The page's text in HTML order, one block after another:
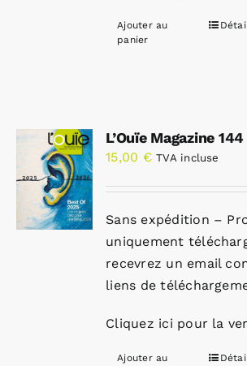
Ajouter au
panier
L’Ouïe Magazine
15,00 € TVA incluse
Sans expédition –
uniquement
recevrez un email
liens de
Cliquez ici pour la
Ajouter au